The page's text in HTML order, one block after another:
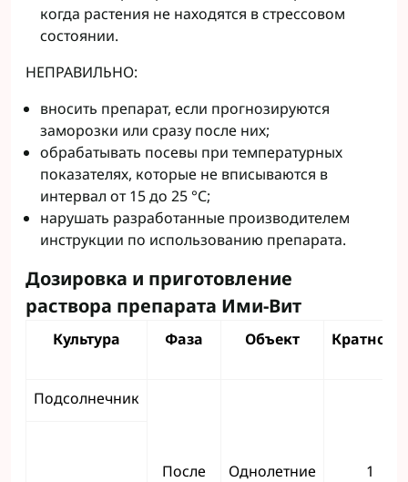
когда растения не находятся в стрессовом
состоянии.
НЕПРАВИЛЬНО:
вносить препарат, если прогнозируются
заморозки или сразу после них;
обрабатывать посевы при температурных
показателях, которые не вписываются в
интервал от 15 до 25 °С;
нарушать разработанные производителем
инструкции по использованию препарата.
Дозировка и приготовление
раствора препарата Ими-Вит
Культура Фаза Объект Кратность
Подсолнечник
После
Однолетние
1